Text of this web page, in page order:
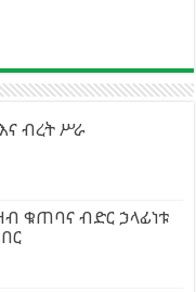
ብረት ሥራ
ቁጠባና ብድር ኃላፊነቱ